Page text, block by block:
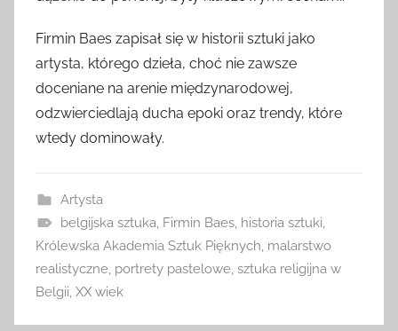
Firmin Baes zapisał się w historii sztuki jako
artysta, którego dzieła, choć nie zawsze
doceniane na arenie międzynarodowej,
odzwierciedlają ducha epoki oraz trendy, które
wtedy dominowały.
Artysta
belgijska sztuka Firmin Baes, historia sztuki
Królewska Akademia Sztuk Pięknych malarstwo
realistyczne portrety pastelowe sztuka religijna w
Belgii XX wiek